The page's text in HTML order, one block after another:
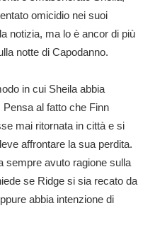
omicidio nei suoi
notizia, ma lo è ancor di più
notte di Capodanno.
in cui Sheila abbia
al fatto che Finn
mai ritornata in città e si
affrontare la sua perdita.
sempre avuto ragione sulla
se Ridge si sia recato da
abbia intenzione di